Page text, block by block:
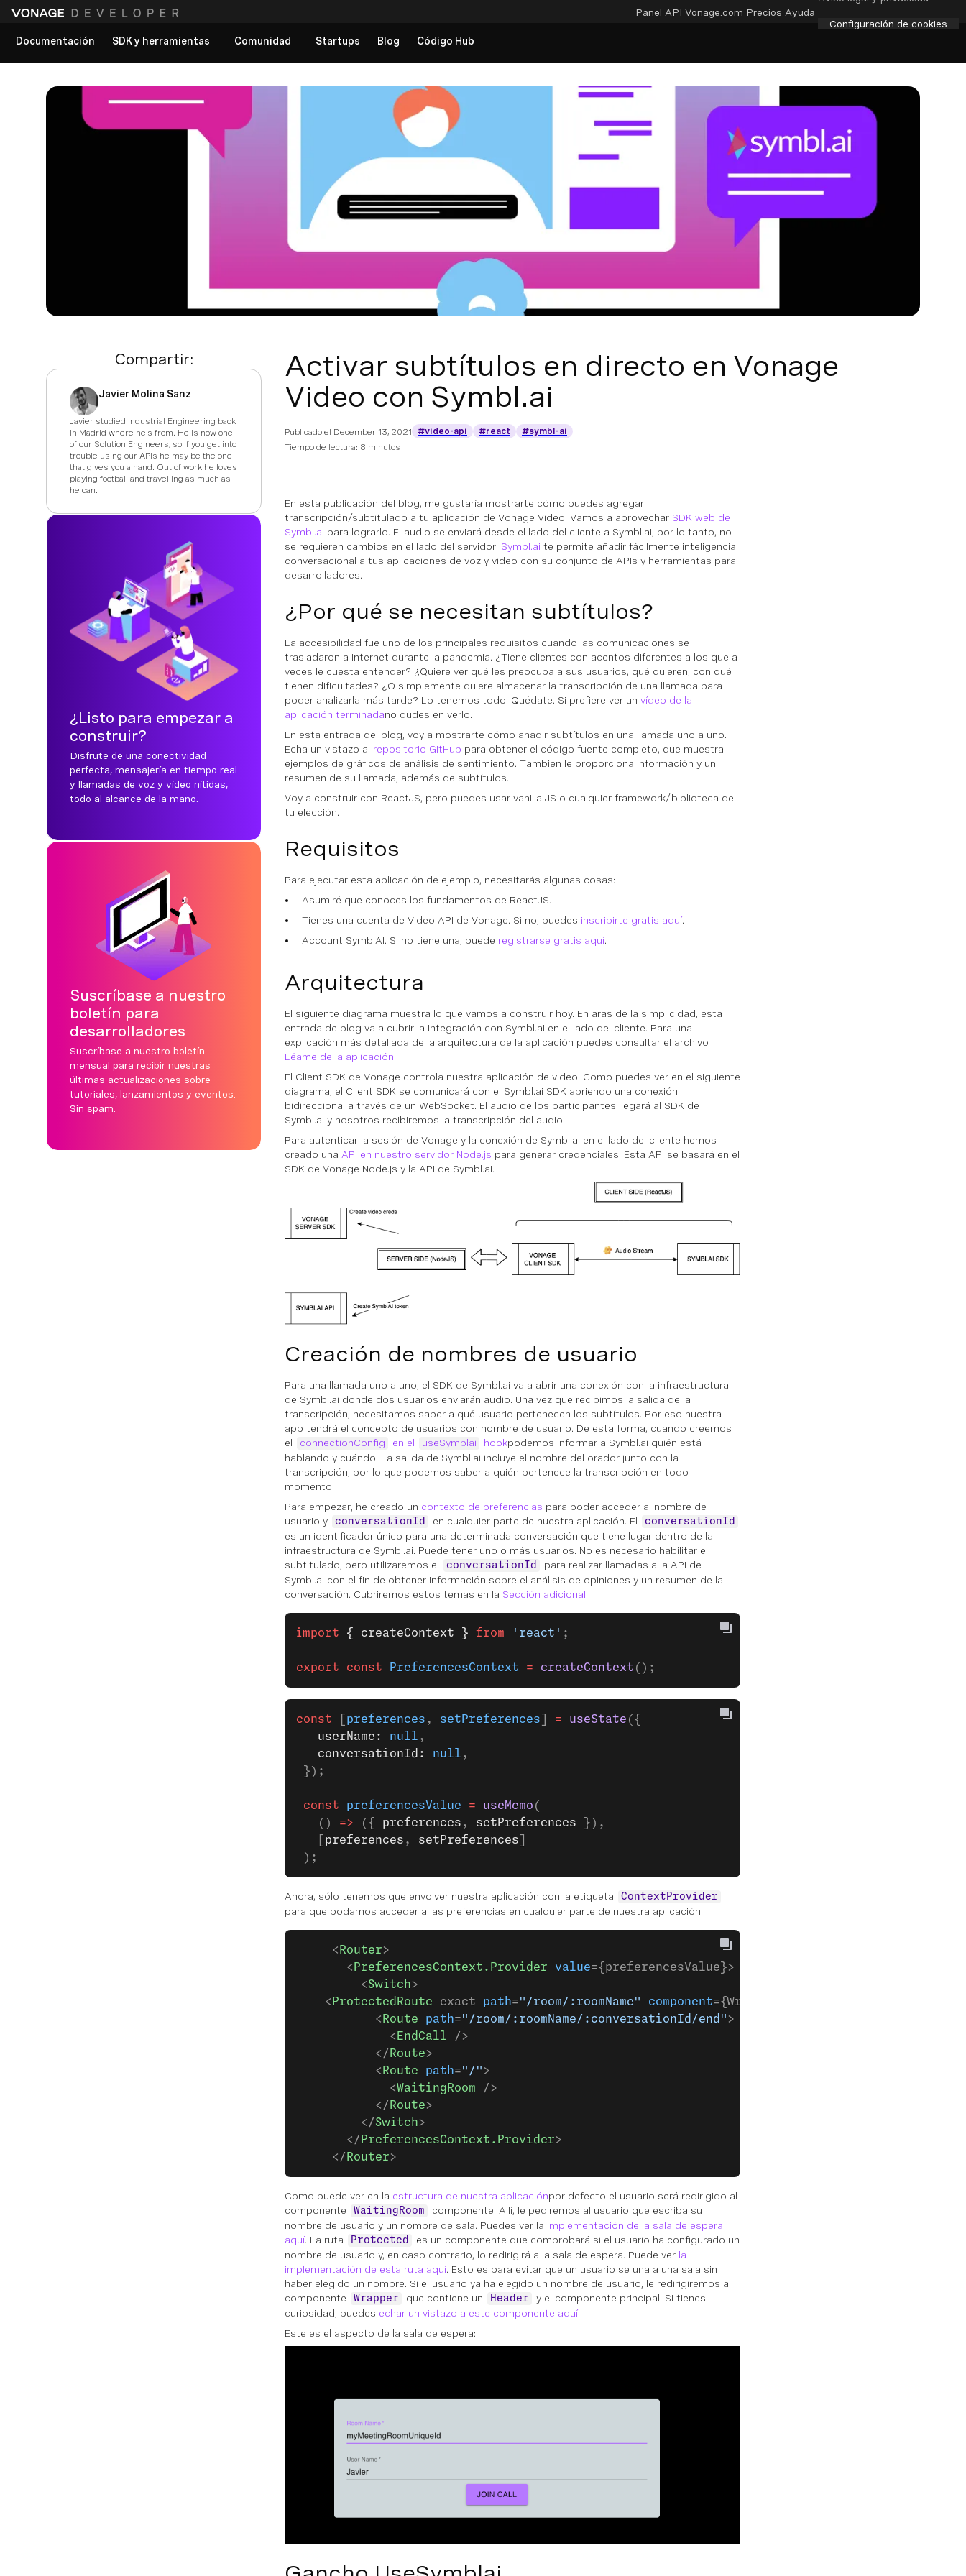
Panel API Vonage.com Precios Ayuda
Configuración de cookies
Documentación
SDK y herramientas Comunidad Startups Blog Código Hub
Compartir:
Javier Molina Sanz
Javier studied Industrial Engineering back
in Madrid where he's from. He is now one
of our Solution Engineers, so if you get into
trouble using our APIs he may be the one
that gives you a hand. Out of work he loves
playing football and travelling as much as
he can.
¿Listo para empezar a
construir?
Disfrute de una conectividad
perfecta, mensajería en tiempo real
y llamadas de voz y vídeo nítidas,
todo al alcance de la mano.
Suscríbase a nuestro
boletín para
desarrolladores
Suscríbase a nuestro boletín
mensual para recibir nuestras
últimas actualizaciones sobre
tutoriales, lanzamientos y eventos.
Sin spam.
Activar subtítulos en directo en Vonage
Video con Symbl.ai
Publicado el December 13, 2021 #video-api #react
#symbl-ai
Tiempo de lectura: 8 minutos
En esta publicación del blog, me gustaría mostrarte cómo puedes agregar
transcripción/subtitulado a tu aplicación de Vonage Video. Vamos a aprovechar SDK web de
Symbl.ai para lograrlo. El audio se enviará desde el lado del cliente a Symbl.ai, por lo tanto, no
se requieren cambios en el lado del servidor. Symbl.ai te permite añadir fácilmente inteligencia
conversacional a tus aplicaciones de voz y video con su conjunto de APIs y herramientas para
desarrolladores.
¿Por qué se necesitan subtítulos?
La accesibilidad fue uno de los principales requisitos cuando las comunicaciones se
trasladaron a Internet durante la pandemia. ¿Tiene clientes con acentos diferentes a los que a
veces le cuesta entender? ¿Quiere ver qué les preocupa a sus usuarios, qué quieren, con qué
tienen dificultades? ¿O simplemente quiere almacenar la transcripción de una llamada para
poder analizarla más tarde? Lo tenemos todo. Quédate. Si prefiere ver un vídeo de la
aplicación terminadano dudes en verlo.
En esta entrada del blog, voy a mostrarte cómo añadir subtítulos en una llamada uno a uno.
Echa un vistazo al repositorio GitHub para obtener el código fuente completo, que muestra
ejemplos de gráficos de análisis de sentimiento. También le proporciona información y un
resumen de su llamada, además de subtítulos.
Voy a construir con ReactJS, pero puedes usar vanilla JS o cualquier framework/biblioteca de
tu elección.
Requisitos
Para ejecutar esta aplicación de ejemplo, necesitarás algunas cosas:
Asumiré que conoces los fundamentos de ReactJS.
Tienes una cuenta de Video API de Vonage. Si no, puedes inscribirte gratis aquí.
Account SymblAI. Si no tiene una, puede registrarse gratis aquí.
Arquitectura
El siguiente diagrama muestra lo que vamos a construir hoy. En aras de la simplicidad, esta
entrada de blog va a cubrir la integración con Symbl.ai en el lado del cliente. Para una
explicación más detallada de la arquitectura de la aplicación puedes consultar el archivo
Léame de la aplicación.
El Client SDK de Vonage controla nuestra aplicación de video. Como puedes ver en el siguiente
diagrama, el Client SDK se comunicará con el Symbl.ai SDK abriendo una conexión
bidireccional a través de un WebSocket. El audio de los participantes llegará al SDK de
Symbl.ai y nosotros recibiremos la transcripción del audio.
Para autenticar la sesión de Vonage y la conexión de Symbl.ai en el lado del cliente hemos
creado una API en nuestro servidor Node.js para generar credenciales. Esta API se basará en el
SDK de Vonage Node.js y la API de Symbl.ai.
Creación de nombres de usuario
Para una llamada uno a uno, el SDK de Symbl.ai va a abrir una conexión con la infraestructura
de Symbl.ai donde dos usuarios enviarán audio. Una vez que recibimos la salida de la
transcripción, necesitamos saber a qué usuario pertenecen los subtítulos. Por eso nuestra
app tendrá el concepto de usuarios con nombre de usuario. De esta forma, cuando creemos
el
connectionConfig en el useSymblai hookpodemos informar a Symbl.ai quién está
hablando y cuándo. La salida de Symbl.ai incluye el nombre del orador junto con la
transcripción, por lo que podemos saber a quién pertenece la transcripción en todo
momento.
Para empezar, he creado un contexto de preferencias para poder acceder al nombre de
usuario y
conversationId en cualquier parte de nuestra aplicación. El conversationId
es un identificador único para una determinada conversación que tiene lugar dentro de la
infraestructura de Symbl.ai. Puede tener uno o más usuarios. No es necesario habilitar el
subtitulado, pero utilizaremos el
conversationId
para realizar llamadas a la API de
Symbl.ai con el fin de obtener información sobre el análisis de opiniones y un resumen de la
conversación. Cubriremos estos temas en la Sección adicional.
import { createContext } from 'react' ;
export const PreferencesContext = createContext ();
const preferences , setPreferences = useState ({
   userName:
null ,
   conversationId:
null ,
});
const preferencesValue = useMemo (
   ()
=> ({ preferences , setPreferences
}),
preferences , setPreferences
);
Ahora, sólo tenemos que envolver nuestra aplicación con la etiqueta ContextProvider
para que podamos acceder a las preferencias en cualquier parte de nuestra aplicación.
     <
Router>
       <
PreferencesContext.Provider value={preferencesValue}>
         <
Switch>
    <
ProtectedRoute exact path="/room/:roomName" component={Wrapper} />
           <
Route path="/room/:roomName/:conversationId/end" >
             <
EndCall />
           </
Route>
           <
Route path="/" >
             <
WaitingRoom />
           </
Route>
         </
Switch>
       </
PreferencesContext.Provider>
     </
Router>
Como puede ver en la estructura de nuestra aplicaciónpor defecto el usuario será redirigido al
componente
WaitingRoom
componente. Allí, le pediremos al usuario que escriba su
nombre de usuario y un nombre de sala. Puedes ver la implementación de la sala de espera
aquí. La ruta Protected
es un componente que comprobará si el usuario ha configurado un
nombre de usuario y, en caso contrario, lo redirigirá a la sala de espera. Puede ver la
implementación de esta ruta aquí. Esto es para evitar que un usuario se una a una sala sin
haber elegido un nombre. Si el usuario ya ha elegido un nombre de usuario, le redirigiremos al
componente
Wrapper que contiene un Header
y el componente principal. Si tienes
curiosidad, puedes echar un vistazo a este componente aquí.
Este es el aspecto de la sala de espera: